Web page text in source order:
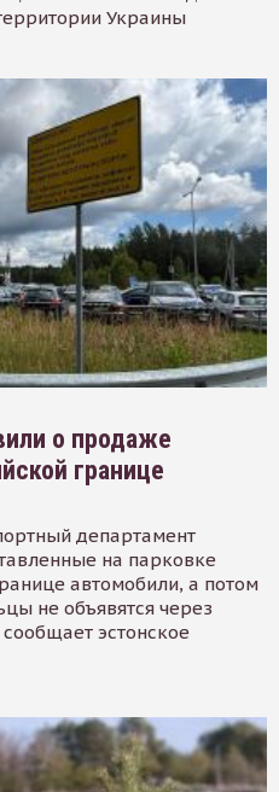
Украины
о продаже
границе
департамент
на парковке
автомобили, а потом
не объявятся через
эстонское